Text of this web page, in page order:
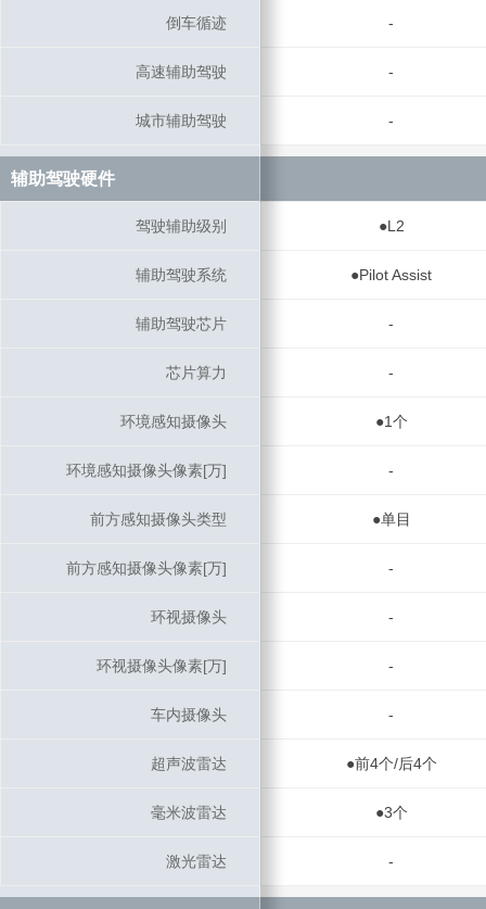
倒车循迹 -
高速辅助驾驶 -
城市辅助驾驶 -
辅助驾驶硬件
驾驶辅助级别 ●L2
辅助驾驶系统 ●Pilot Assist
辅助驾驶芯片 -
芯片算力 -
环境感知摄像头 ●1个
环境感知摄像头像素[万] -
前方感知摄像头类型 ●单目
前方感知摄像头像素[万] -
环视摄像头 -
环视摄像头像素[万] -
车内摄像头 -
超声波雷达 ●前4个/后4个
毫米波雷达 ●3个
激光雷达 -
倒车循迹
高速辅助驾驶
城市辅助驾驶
辅助驾驶硬件
驾驶辅助级别
辅助驾驶系统
辅助驾驶芯片
芯片算力
环境感知摄像头
环境感知摄像头像素[万]
前方感知摄像头类型
前方感知摄像头像素[万]
环视摄像头
环视摄像头像素[万]
车内摄像头
超声波雷达
毫米波雷达
激光雷达